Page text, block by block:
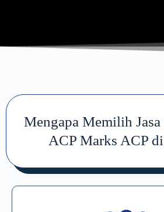
Mengapa Memilih Jasa
ACP Marks ACP